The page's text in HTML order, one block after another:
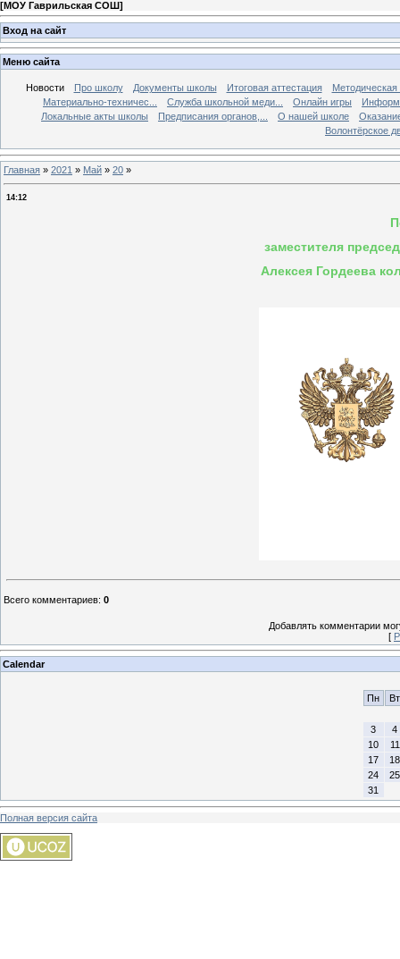
[МОУ Гаврильская СОШ]
Вход на сайт
Меню сайта
Новости Про школу Документы школы Итоговая аттестация
Методическая
Материально-техничес...
Служба школьной меди... Онлайн игры
Локальные акты школы
Предписания органов,... О нашей школе
Волонтёрское
Главная » 2021 » Май » 20 »
14:12
заместителя
Алексея Гордеева
Всего комментариев: 0
Добавлять комментарии
[
Calendar
Пн Вт
3
4
10
11
17
18
24
25
31
Полная версия сайта